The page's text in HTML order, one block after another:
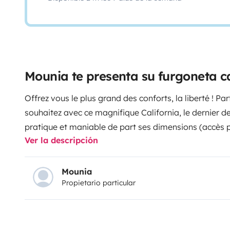
Mounia te presenta su furgoneta
Offrez vous le plus grand des conforts, la liberté !
souhaitez avec ce magnifique California, le dernier
pratique et maniable de part ses dimensions (accès
pas de sur coût pour les péages) Discret, vous
partout sans vous faire remarquer. Très bien équipé,
rangements, grand réfrigérateur, cuisinière, évier,
stationnaire... Pour le couchage : deux en bas et
anti chute pour les enfants. Possibilité de louer avec
Ver la descripción
Mounia
Propietario particular